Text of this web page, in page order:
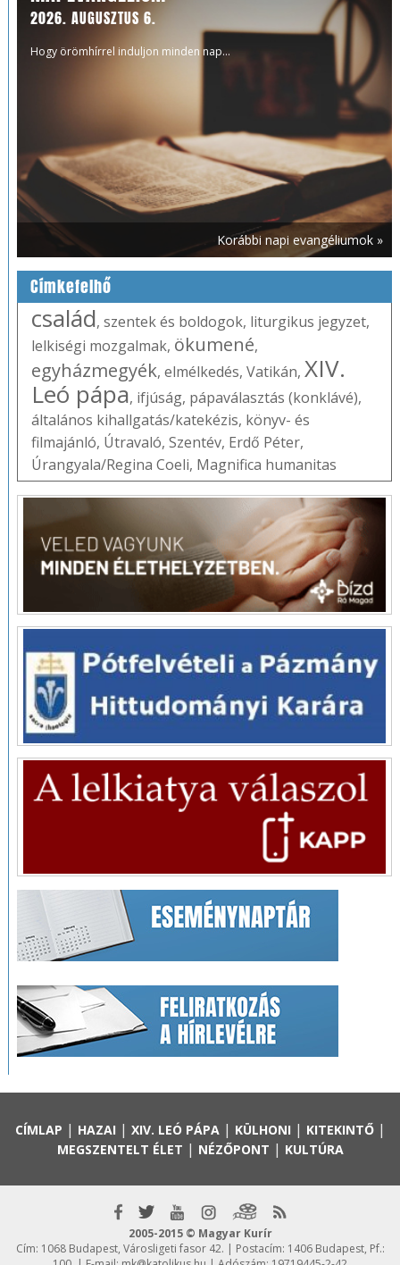
2026. AUGUSZTUS 6.
Hogy örömhírrel induljon minden nap...
Korábbi napi evangéliumok »
Címkefelhő
család, szentek és boldogok, liturgikus jegyzet,
lelkiségi mozgalmak, ökumené,
egyházmegyék, elmélkedés, Vatikán, XIV.
Leó pápa, ifjúság, pápaválasztás (konklávé),
általános kihallgatás/katekézis, könyv- és
filmajánló, Útravaló, Szentév, Erdő Péter,
Úrangyala/Regina Coeli, Magnifica humanitas
CÍMLAP | HAZAI | XIV. LEÓ PÁPA| KÜLHONI | KITEKINTŐ|
MEGSZENTELT ÉLET | NÉZŐPONT | KULTÚRA
2005-2015 © Magyar Kurír
Cím: 1068 Budapest, Városligeti fasor 42. | Postacím: 1406 Budapest, Pf.: